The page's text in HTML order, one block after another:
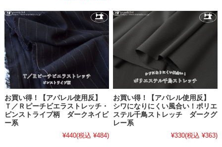
お買い得！【アパレル使用反】
Ｔ／Ｒピーチビエラストレッチ・
ピンストライプ柄 ダークネイビ
ー系
¥440(税込 ¥484)
お買い得！【アパレル使用反】
シワになりにくい風合い！ポリエ
ステル千鳥ストレッチ ダークグ
レー系
¥330(税込 ¥363)